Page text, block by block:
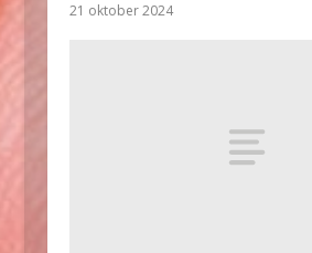
21 oktober 2024